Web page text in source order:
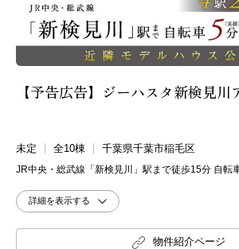
【予告広告】ジーハスタ新検見川
未定 全10棟 千葉県千葉市稲毛区
JR中央・総武線「新検見川」駅まで徒歩15分 自転
詳細を表示する
物件紹介ページ